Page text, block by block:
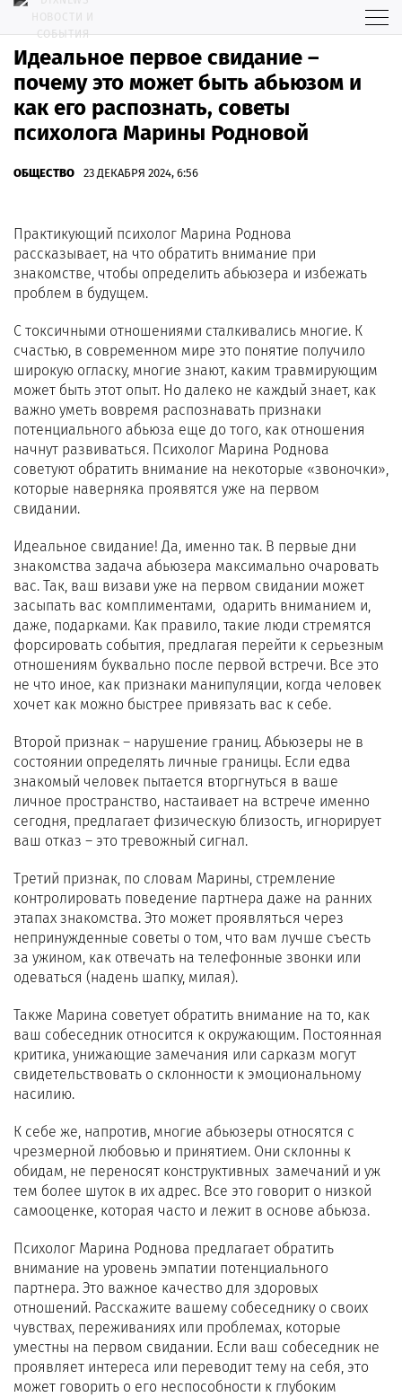
Идеальное первое свидание –
почему это может быть абьюзом и
как его распознать, советы
психолога Марины Родновой
ОБЩЕСТВО 23 ДЕКАБРЯ 2024, 6:56
Практикующий психолог Марина Роднова
рассказывает, на что обратить внимание при
знакомстве, чтобы определить абьюзера и избежать
проблем в будущем.
С токсичными отношениями сталкивались многие. К
счастью, в современном мире это понятие получило
широкую огласку, многие знают, каким травмирующим
может быть этот опыт. Но далеко не каждый знает, как
важно уметь вовремя распознавать признаки
потенциального абьюза еще до того, как отношения
начнут развиваться. Психолог Марина Роднова
советуют обратить внимание на некоторые «звоночки»,
которые наверняка проявятся уже на первом
свидании.
Идеальное свидание! Да, именно так. В первые дни
знакомства задача абьюзера максимально очаровать
вас. Так, ваш визави уже на первом свидании может
засыпать вас комплиментами, одарить вниманием и,
даже, подарками. Как правило, такие люди стремятся
форсировать события, предлагая перейти к серьезным
отношениям буквально после первой встречи. Все это
не что иное, как признаки манипуляции, когда человек
хочет как можно быстрее привязать вас к себе.
Второй признак – нарушение границ. Абьюзеры не в
состоянии определять личные границы. Если едва
знакомый человек пытается вторгнуться в ваше
личное пространство, настаивает на встрече именно
сегодня, предлагает физическую близость, игнорирует
ваш отказ – это тревожный сигнал.
Третий признак, по словам Марины, стремление
контролировать поведение партнера даже на ранних
этапах знакомства. Это может проявляться через
непринужденные советы о том, что вам лучше съесть
за ужином, как отвечать на телефонные звонки или
одеваться (надень шапку, милая).
Также Марина советует обратить внимание на то, как
ваш собеседник относится к окружающим. Постоянная
критика, унижающие замечания или сарказм могут
свидетельствовать о склонности к эмоциональному
насилию.
К себе же, напротив, многие абьюзеры относятся с
чрезмерной любовью и принятием. Они склонны к
обидам, не переносят конструктивных замечаний и уж
тем более шуток в их адрес. Все это говорит о низкой
самооценке, которая часто и лежит в основе абьюза.
Психолог Марина Роднова предлагает обратить
внимание на уровень эмпатии потенциального
партнера. Это важное качество для здоровых
отношений. Расскажите вашему собеседнику о своих
чувствах, переживаниях или проблемах, которые
уместны на первом свидании. Если ваш собеседник не
проявляет интереса или переводит тему на себя, это
может говорить о его неспособности к глубоким